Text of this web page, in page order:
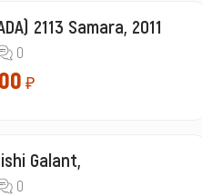
2113 Samara, 2011
0
₽
Galant,
0